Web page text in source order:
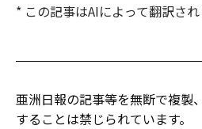
* この記事はAIによって翻訳され
亜洲日報の記事等を無断で複製
することは禁じられています。